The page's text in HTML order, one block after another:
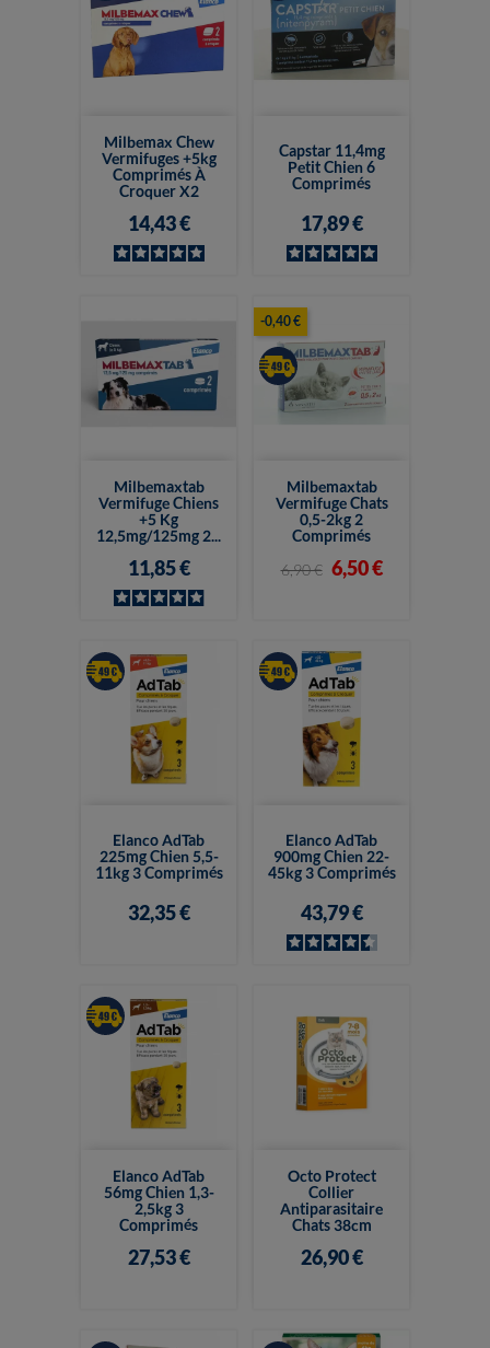
Milbemax Chew
Vermifuges +5kg
Comprimés À
Croquer X2
14,43 €
Capstar 11,4mg
Petit Chien 6
Comprimés
17,89 €
Milbemaxtab
Vermifuge Chiens
+5 Kg
12,5mg/125mg 2...
11,85 €
Milbemaxtab
Vermifuge Chats
0,5-2kg 2
Comprimés
6,90 € 6,50 €
-0,40 €
Elanco AdTab
225mg Chien 5,5-
11kg 3 Comprimés
32,35 €
Elanco AdTab
900mg Chien 22-
45kg 3 Comprimés
43,79 €
Elanco AdTab
56mg Chien 1,3-
2,5kg 3
Comprimés
27,53 €
Octo Protect
Collier
Antiparasitaire
Chats 38cm
26,90 €